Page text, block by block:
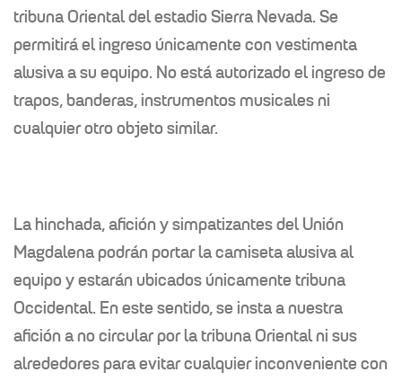
tribuna Oriental del estadio Sierra Nevada. Se
permitirá el ingreso únicamente con vestimenta
alusiva a su equipo. No está autorizado el ingreso de
trapos, banderas, instrumentos musicales ni
cualquier otro objeto similar.
La hinchada, afición y simpatizantes del Unión
Magdalena podrán portar la camiseta alusiva al
equipo y estarán ubicados únicamente tribuna
Occidental. En este sentido, se insta a nuestra
afición a no circular por la tribuna Oriental ni sus
alrededores para evitar cualquier inconveniente con